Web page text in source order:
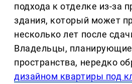
подхода к отделке из-за
здания, который может
несколько лет после
Владельцы,
пространства, нередко
дизайном квартиры под